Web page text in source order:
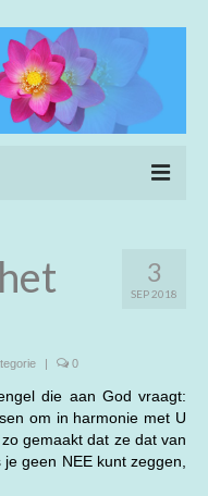
3
SEP 2018
| 0
die aan God vraagt:
om in harmonie met U
gemaakt dat ze dat van
geen NEE kunt zeggen,